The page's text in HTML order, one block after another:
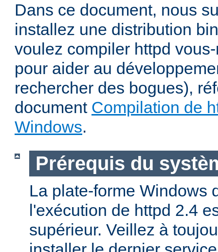
Dans ce document, nous
installez une distribution
voulez compiler httpd
pour aider au
rechercher des bogues),
document Compilation de
Windows.
Prérequis du
La plate-forme Windows
l'exécution de httpd 2.4
supérieur. Veillez à